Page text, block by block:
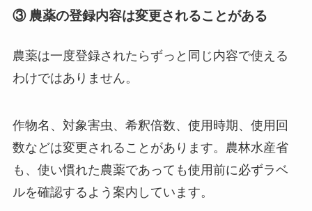
③ 農薬の登録内容は変更されることがある
農薬は一度登録されたらずっと同じ内容で使える
わけではありません。
作物名、対象害虫、希釈倍数、使用時期、使用回
数などは変更されることがあります。農林水産省
も、使い慣れた農薬であっても使用前に必ずラベ
ルを確認するよう案内しています。